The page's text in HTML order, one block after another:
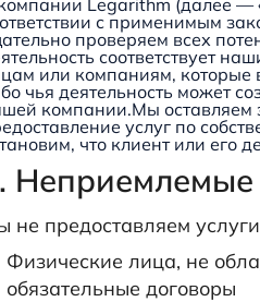
с применимым
проверяем всех
соответствует
или компаниям, которые
чья деятельность может
компании.Мы оставляем
услуг по
что клиент или его
Неприемлемые
не предоставляем
Физические лица, не
обязательные договоры